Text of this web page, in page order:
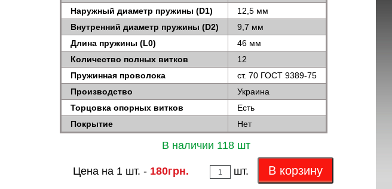
Наружный диаметр пружины (D1)
12,5 мм
Внутренний диаметр пружины (D2)
9,7 мм
Длина пружины (L0)
46 мм
Количество полных витков
12
Пружинная проволока
ст. 70 ГОСТ 9389-75
Производство
Украина
Торцовка опорных витков
Есть
Покрытие
Нет
В наличии 118 шт
Цена на 1 шт. - 180грн. шт. В корзину